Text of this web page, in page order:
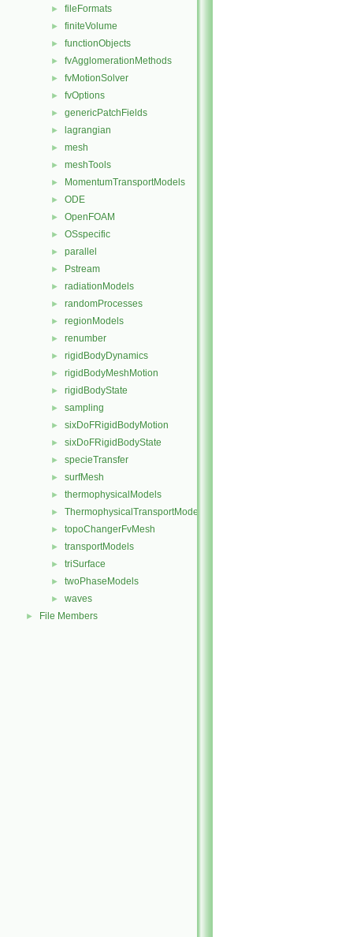
► fileFormats
► finiteVolume
► functionObjects
► fvAgglomerationMethods
► fvMotionSolver
► fvOptions
► genericPatchFields
► lagrangian
► mesh
► meshTools
► MomentumTransportModels
► ODE
► OpenFOAM
► OSspecific
► parallel
► Pstream
► radiationModels
► randomProcesses
► regionModels
► renumber
► rigidBodyDynamics
► rigidBodyMeshMotion
► rigidBodyState
► sampling
► sixDoFRigidBodyMotion
► sixDoFRigidBodyState
► specieTransfer
► surfMesh
► thermophysicalModels
► ThermophysicalTransportModels
► topoChangerFvMesh
► transportModels
► triSurface
► twoPhaseModels
► waves
► File Members